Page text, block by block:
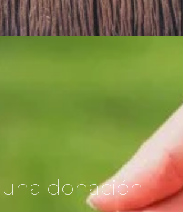
una donación